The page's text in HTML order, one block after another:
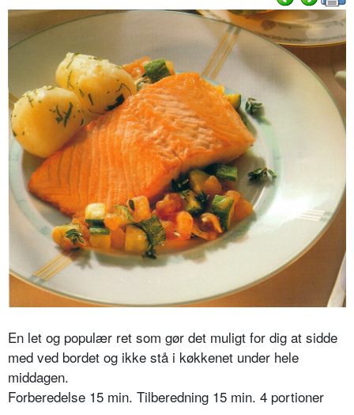
En let og populær ret som gør det muligt for dig at sidde
med ved bordet og ikke stå i køkkenet under hele
middagen.
Forberedelse 15 min. Tilberedning 15 min. 4 portioner